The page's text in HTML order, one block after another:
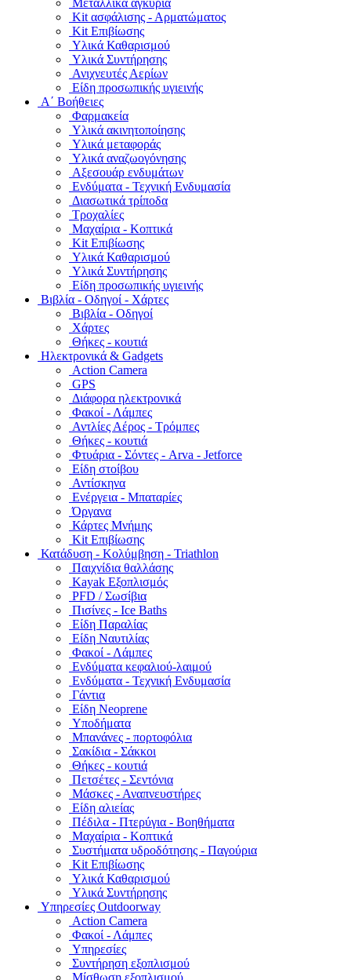
Μεταλλικά αγκύρια
Kit ασφάλισης - Αρματώματος
Kit Επιβίωσης
Υλικά Καθαρισμού
Υλικά Συντήρησης
Ανιχνευτές Αερίων
Είδη προσωπικής υγιεινής
Α΄ Βοήθειες
Φαρμακεία
Υλικά ακινητοποίησης
Υλικά μεταφοράς
Υλικά αναζωογόνησης
Αξεσουάρ ενδυμάτων
Ενδύματα - Τεχνική Ενδυμασία
Διασωτικά τρίποδα
Τροχαλίες
Μαχαίρια - Κοπτικά
Kit Επιβίωσης
Υλικά Καθαρισμού
Υλικά Συντήρησης
Είδη προσωπικής υγιεινής
Bιβλία - Οδηγοί - Χάρτες
Βιβλία - Οδηγοί
Χάρτες
Θήκες - κουτιά
Ηλεκτρονικά & Gadgets
Action Camera
GPS
Διάφορα ηλεκτρονικά
Φακοί - Λάμπες
Αντλίες Αέρος - Τρόμπες
Θήκες - κουτιά
Φτυάρια - Σόντες - Arva - Jetforce
Είδη στοίβου
Αντίσκηνα
Ενέργεια - Μπαταρίες
Όργανα
Κάρτες Μνήμης
Kit Επιβίωσης
Κατάδυση - Κολύμβηση - Triathlon
Παιχνίδια θαλλάσης
Kayak Εξοπλισμός
PFD / Σωσίβια
Πισίνες - Ice Baths
Είδη Παραλίας
Είδη Ναυτιλίας
Φακοί - Λάμπες
Ενδύματα κεφαλιού-λαιμού
Ενδύματα - Τεχνική Ενδυμασία
Γάντια
Είδη Neoprene
Υποδήματα
Μπανάνες - πορτοφόλια
Σακίδια - Σάκκοι
Θήκες - κουτιά
Πετσέτες - Σεντόνια
Μάσκες - Αναπνευστήρες
Είδη αλιείας
Πέδιλα - Πτερύγια - Βοηθήματα
Μαχαίρια - Κοπτικά
Συστήματα υδροδότησης - Παγούρια
Kit Επιβίωσης
Υλικά Καθαρισμού
Υλικά Συντήρησης
Υπηρεσίες Outdoorway
Action Camera
Φακοί - Λάμπες
Υπηρεσίες
Συντήρηση εξοπλισμού
Μίσθωση εξοπλισμού